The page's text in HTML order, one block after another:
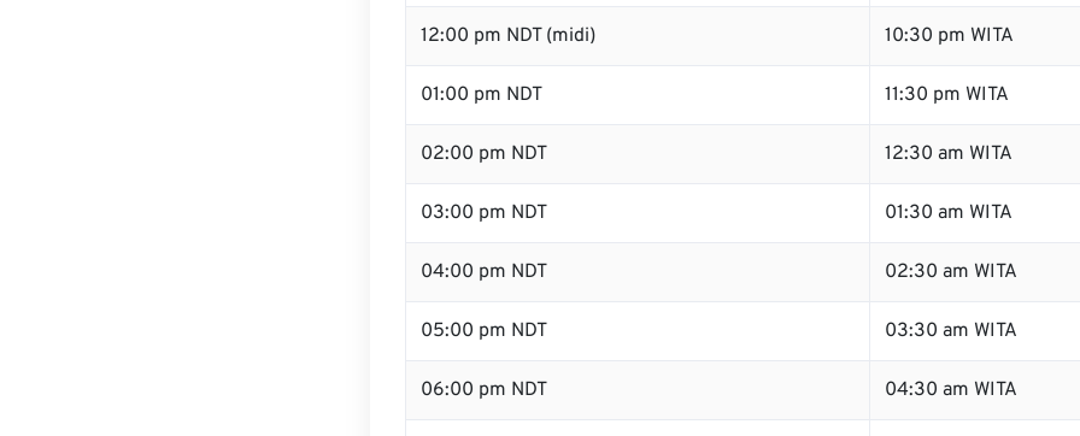
12:00 pm NDT (midi) 10:30 pm WITA
01:00 pm NDT 11:30 pm WITA
02:00 pm NDT 12:30 am WITA
03:00 pm NDT 01:30 am WITA
04:00 pm NDT 02:30 am WITA
05:00 pm NDT 03:30 am WITA
06:00 pm NDT 04:30 am WITA